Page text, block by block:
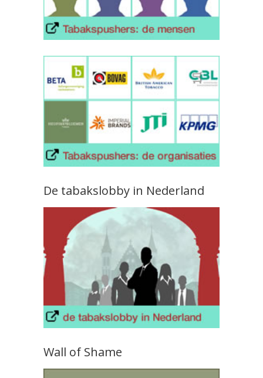
De tabakslobby in Nederland
Wall of Shame